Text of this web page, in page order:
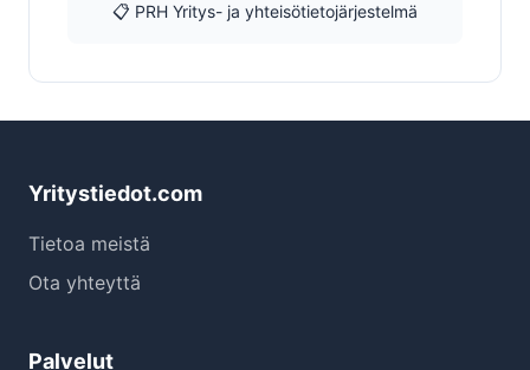
📋 PRH Yritys- ja yhteisötietojärjestelmä
Yritystiedot.com
Tietoa meistä
Ota yhteyttä
Palvelut